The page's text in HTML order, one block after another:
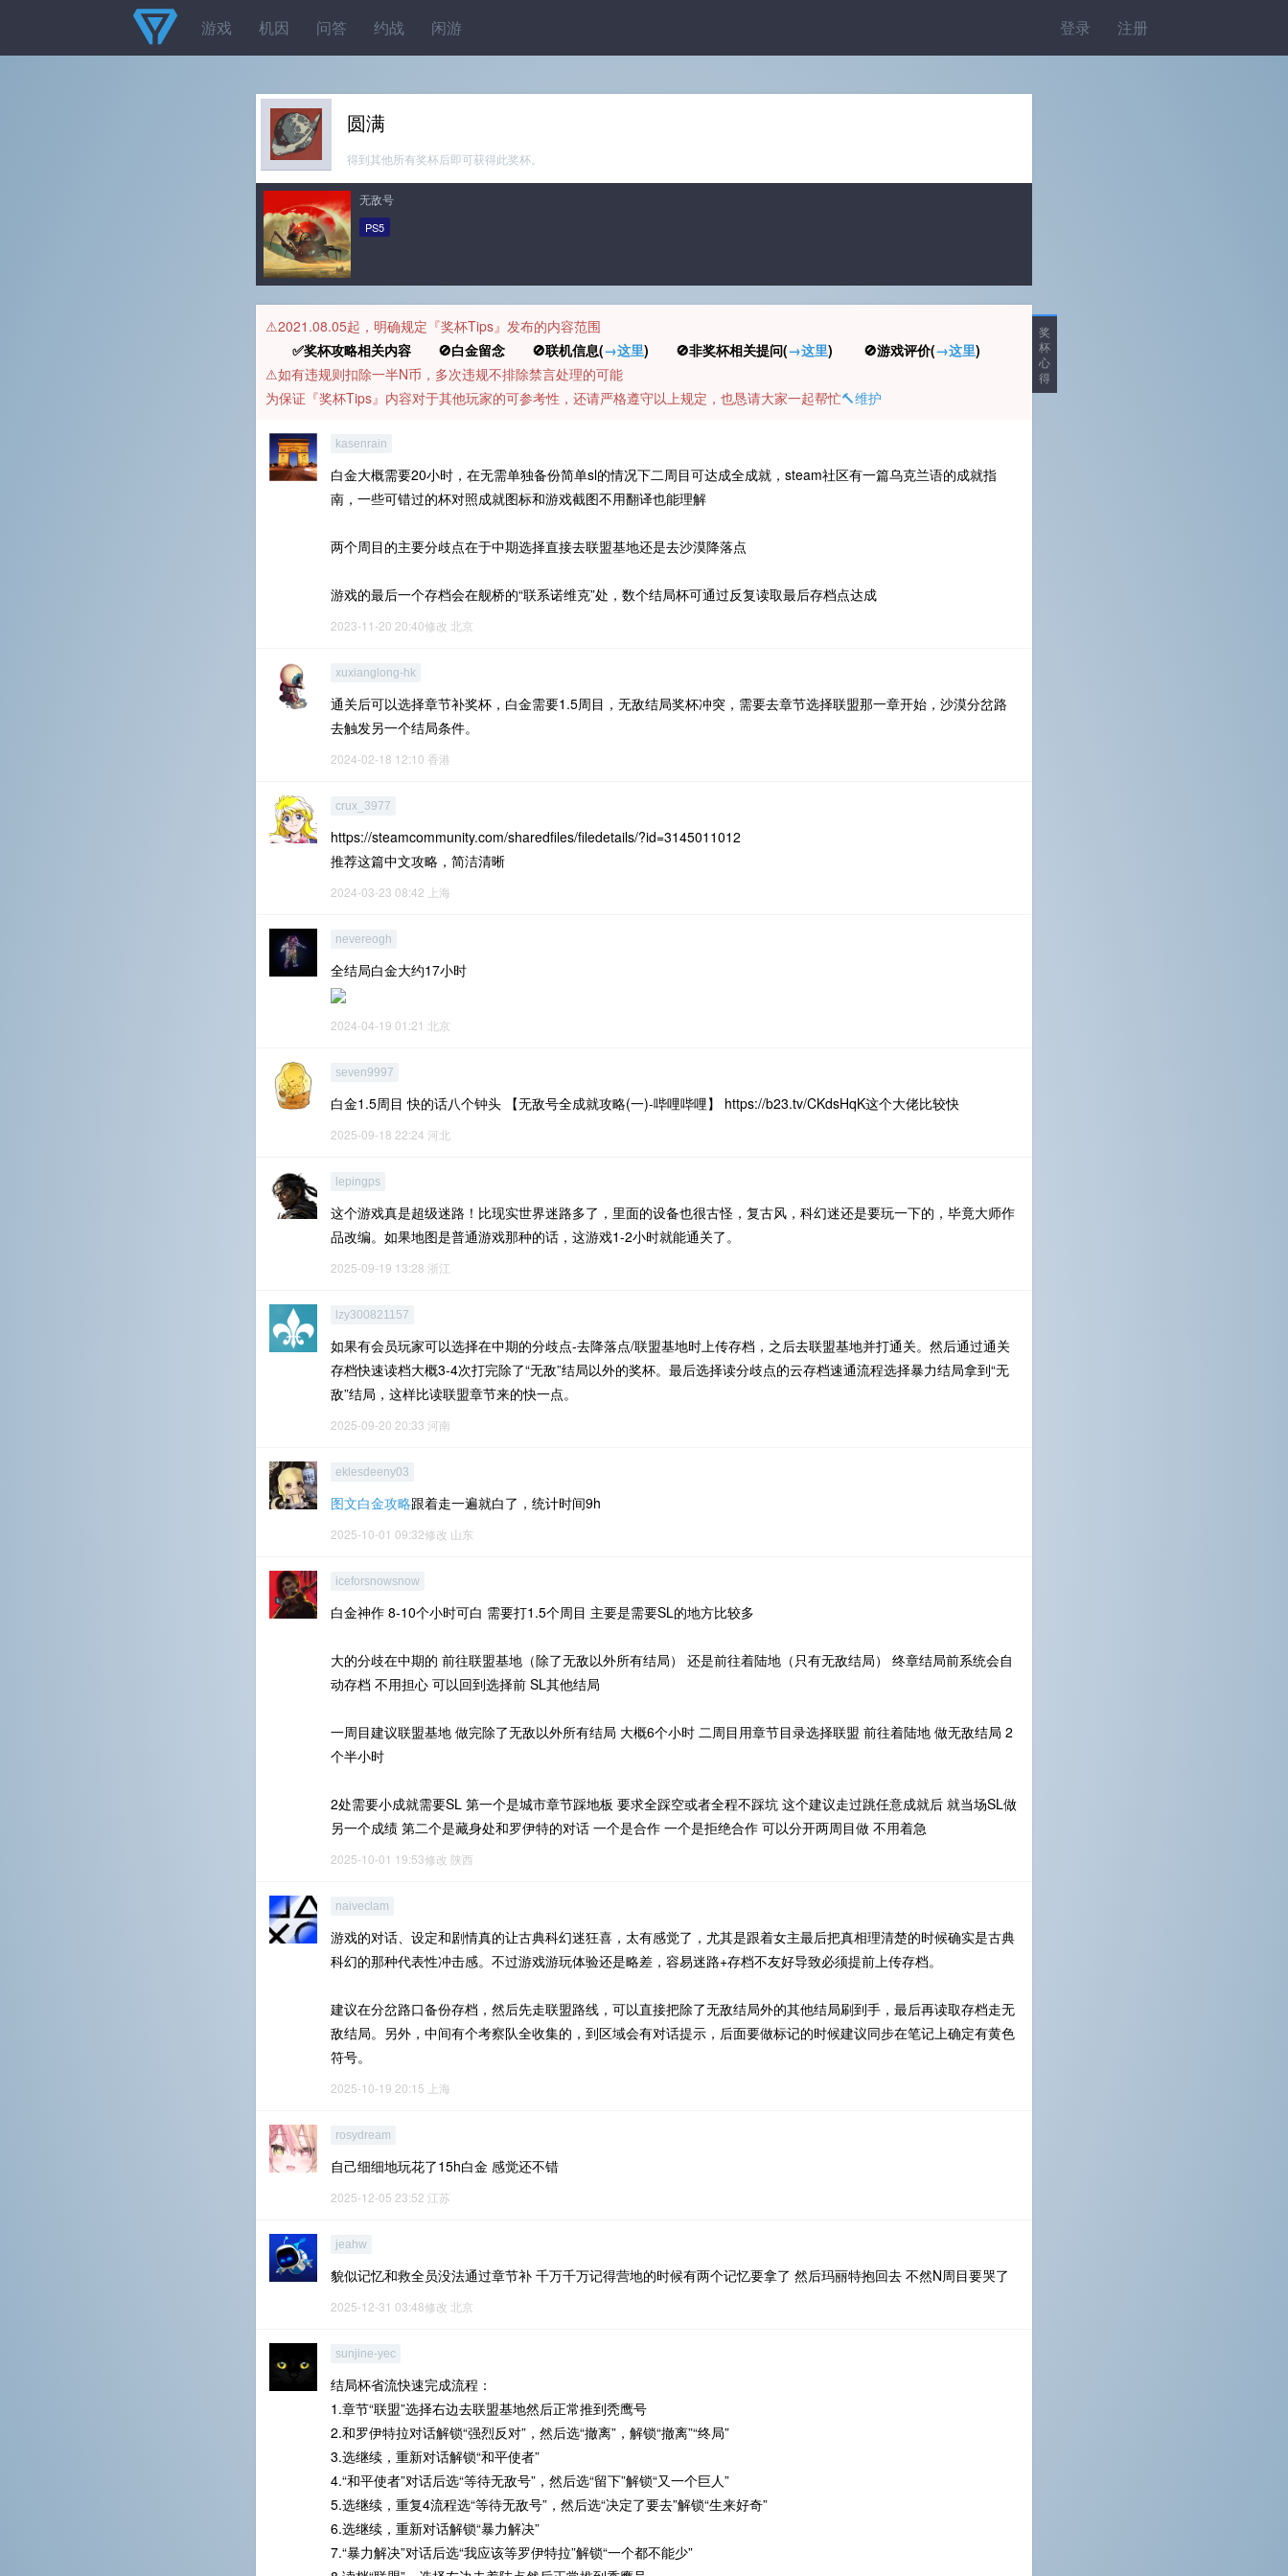
登录 注册
游戏 机因 问答 约战 闲游
圆满
得到其他所有奖杯后即可获得此奖杯。
无敌号
PS5
奖
杯
心
得
⚠️2021.08.05起，明确规定『奖杯Tips』发布的内容范围
✅奖杯攻略相关内容 🚫白金留念 🚫联机信息(→这里) 🚫非奖杯相关提问(→这里) 🚫游戏评价(→这里)
⚠️如有违规则扣除一半N币，多次违规不排除禁言处理的可能
为保证『奖杯Tips』内容对于其他玩家的可参考性，还请严格遵守以上规定，也恳请大家一起帮忙🔨维护
kasenrain
白金大概需要20小时，在无需单独备份简单sl的情况下二周目可达成全成就，steam社区有一篇乌克兰语的成就指
南，一些可错过的杯对照成就图标和游戏截图不用翻译也能理解
两个周目的主要分歧点在于中期选择直接去联盟基地还是去沙漠降落点
游戏的最后一个存档会在舰桥的“联系诺维克”处，数个结局杯可通过反复读取最后存档点达成
2023-11-20 20:40修改 北京
xuxianglong-hk
通关后可以选择章节补奖杯，白金需要1.5周目，无敌结局奖杯冲突，需要去章节选择联盟那一章开始，沙漠分岔路
去触发另一个结局条件。
2024-02-18 12:10 香港
crux_3977
https://steamcommunity.com/sharedfiles/filedetails/?id=3145011012
推荐这篇中文攻略，简洁清晰
2024-03-23 08:42 上海
nevereogh
全结局白金大约17小时
2024-04-19 01:21 北京
seven9997
白金1.5周目 快的话八个钟头 【无敌号全成就攻略(一)-哔哩哔哩】 https://b23.tv/CKdsHqK这个大佬比较快
2025-09-18 22:24 河北
lepingps
这个游戏真是超级迷路！比现实世界迷路多了，里面的设备也很古怪，复古风，科幻迷还是要玩一下的，毕竟大师作
品改编。如果地图是普通游戏那种的话，这游戏1-2小时就能通关了。
2025-09-19 13:28 浙江
lzy300821157
如果有会员玩家可以选择在中期的分歧点-去降落点/联盟基地时上传存档，之后去联盟基地并打通关。然后通过通关
存档快速读档大概3-4次打完除了“无敌”结局以外的奖杯。最后选择读分歧点的云存档速通流程选择暴力结局拿到“无
敌”结局，这样比读联盟章节来的快一点。
2025-09-20 20:33 河南
eklesdeeny03
图文白金攻略跟着走一遍就白了，统计时间9h
2025-10-01 09:32修改 山东
iceforsnowsnow
白金神作 8-10个小时可白 需要打1.5个周目 主要是需要SL的地方比较多
大的分歧在中期的 前往联盟基地（除了无敌以外所有结局） 还是前往着陆地（只有无敌结局） 终章结局前系统会自
动存档 不用担心 可以回到选择前 SL其他结局
一周目建议联盟基地 做完除了无敌以外所有结局 大概6个小时 二周目用章节目录选择联盟 前往着陆地 做无敌结局 2
个半小时
2处需要小成就需要SL 第一个是城市章节踩地板 要求全踩空或者全程不踩坑 这个建议走过跳任意成就后 就当场SL做
另一个成绩 第二个是藏身处和罗伊特的对话 一个是合作 一个是拒绝合作 可以分开两周目做 不用着急
2025-10-01 19:53修改 陕西
naiveclam
游戏的对话、设定和剧情真的让古典科幻迷狂喜，太有感觉了，尤其是跟着女主最后把真相理清楚的时候确实是古典
科幻的那种代表性冲击感。不过游戏游玩体验还是略差，容易迷路+存档不友好导致必须提前上传存档。
建议在分岔路口备份存档，然后先走联盟路线，可以直接把除了无敌结局外的其他结局刷到手，最后再读取存档走无
敌结局。另外，中间有个考察队全收集的，到区域会有对话提示，后面要做标记的时候建议同步在笔记上确定有黄色
符号。
2025-10-19 20:15 上海
rosydream
自己细细地玩花了15h白金 感觉还不错
2025-12-05 23:52 江苏
jeahw
貌似记忆和救全员没法通过章节补 千万千万记得营地的时候有两个记忆要拿了 然后玛丽特抱回去 不然N周目要哭了
2025-12-31 03:48修改 北京
sunjine-yec
结局杯省流快速完成流程：
1.章节“联盟”选择右边去联盟基地然后正常推到秃鹰号
2.和罗伊特拉对话解锁“强烈反对”，然后选“撤离”，解锁“撤离”“终局”
3.选继续，重新对话解锁“和平使者”
4.“和平使者”对话后选“等待无敌号”，然后选“留下”解锁“又一个巨人”
5.选继续，重复4流程选“等待无敌号”，然后选“决定了要去”解锁“生来好奇”
6.选继续，重新对话解锁“暴力解决”
7.“暴力解决”对话后选“我应该等罗伊特拉”解锁“一个都不能少”